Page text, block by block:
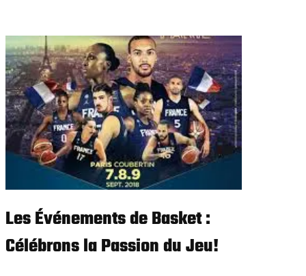
Les Événements de Basket :
Célébrons la Passion du Jeu!